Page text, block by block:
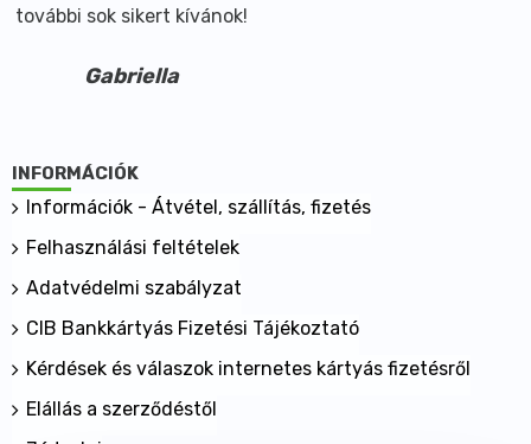
további sok sikert kívánok!
Gabriella
INFORMÁCIÓK
Információk - Átvétel, szállítás, fizetés
Felhasználási feltételek
Adatvédelmi szabályzat
CIB Bankkártyás Fizetési Tájékoztató
Kérdések és válaszok internetes kártyás fizetésről
Elállás a szerződéstől